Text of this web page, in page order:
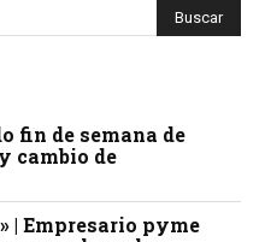
fin de semana de
cambio de
| Empresario pyme